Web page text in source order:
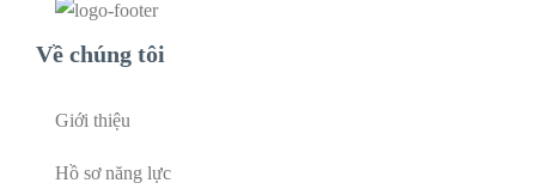
Về chúng tôi
Giới thiệu
Hồ sơ năng lực